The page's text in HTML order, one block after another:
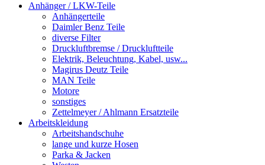
Anhänger / LKW-Teile
Anhängerteile
Daimler Benz Teile
diverse Filter
Druckluftbremse / Druckluftteile
Elektrik, Beleuchtung, Kabel, usw...
Magirus Deutz Teile
MAN Teile
Motore
sonstiges
Zettelmeyer / Ahlmann Ersatzteile
Arbeitskleidung
Arbeitshandschuhe
lange und kurze Hosen
Parka & Jacken